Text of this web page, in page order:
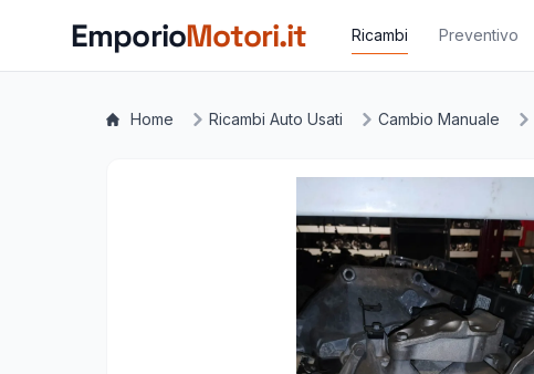
EmporioMotori.it Ricambi Preventivo
Home Ricambi Auto Usati Cambio Manuale